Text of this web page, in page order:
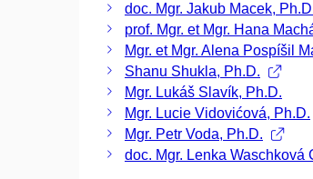
doc. Mgr. Jakub Macek,
prof. Mgr. et Mgr. Hana
Mgr. et Mgr. Alena Pospíšil
Shanu Shukla, Ph.D.
Mgr. Lukáš Slavík, Ph.D.
Mgr. Lucie Vidovićová, Ph.D.
Mgr. Petr Voda, Ph.D.
doc. Mgr. Lenka Waschková